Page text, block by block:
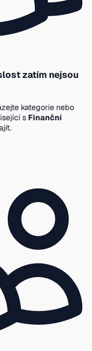
zatím nejsou
kategorie nebo
s Finanční